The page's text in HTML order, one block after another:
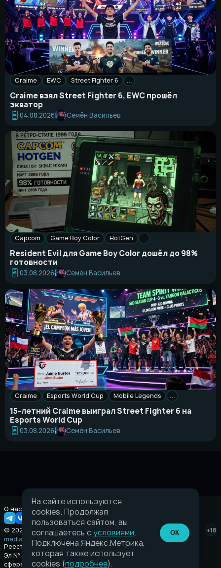
Craime EWC Street Fighter 6 …
Craime взял Street Fighter 6, EWC прошёл
экватор
04.08.2026 Семён Васильев
Capcom Game Boy Color HotGen …
Resident Evil для Game Boy Color дошёл до 98%
готовности
03.08.2026 Семён Васильев
Craime Esports World Cup Mobile Legends …
15-летний Craime выиграл Street Fighter 6 на
Esports World Cup
03.08.2026 Семён Васильев
О нас Правовая информация
© 2026 Taverna.gg
+18
media@taverna.gg
Реестровая запись:
Эл № ФС77-89710 выдано Федеральной службой по надзору в
сфере связи, информационных технологий и массовых
На сайте используются
cookies. Продолжая
пользоваться сайтом, вы
соглашаетесь с условиями.
Подключена Яндекс.Метрика,
которая также использует
cookies (подробнее).
ОК